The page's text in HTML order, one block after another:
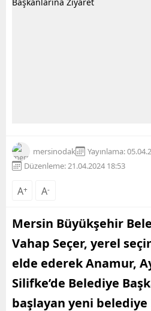
mersinodak
Yayınlama:
Düzenleme: 21.04.2024 18:53
A+ A-
Mersin Büyükşehir
Vahap Seçer, yerel
elde ederek Anamur,
Silifke’de Belediye
başlayan yeni belediye